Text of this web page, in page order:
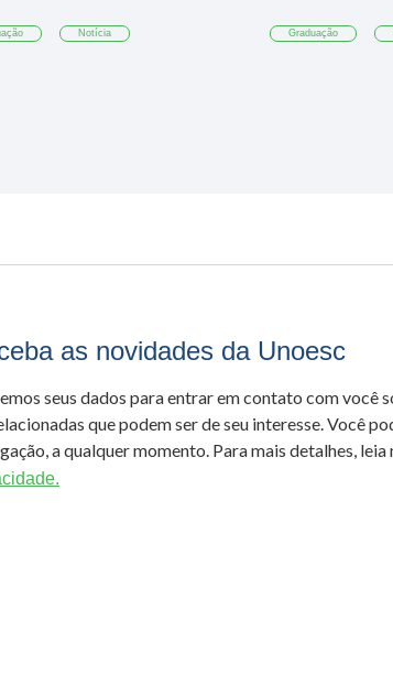
Notícia Graduação
as novidades da Unoesc
seus dados para entrar em contato com você
que podem ser de seu interesse. Você
a qualquer momento. Para mais detalhes, leia